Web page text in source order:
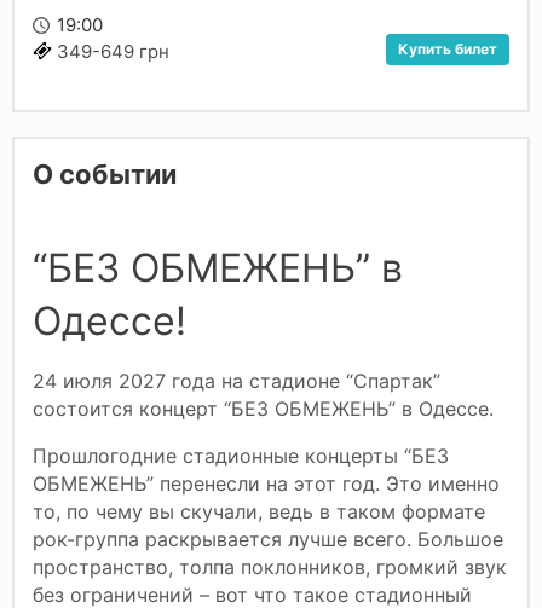
19:00
349-649 грн
Купить билет
О событии
“БЕЗ ОБМЕЖЕНЬ” в
Одессе!
24 июля 2027 года на стадионе “Спартак”
состоится концерт “БЕЗ ОБМЕЖЕНЬ” в Одессе.
Прошлогодние стадионные концерты “БЕЗ
ОБМЕЖЕНЬ” перенесли на этот год. Это именно
то, по чему вы скучали, ведь в таком формате
рок-группа раскрывается лучше всего. Большое
пространство, толпа поклонников, громкий звук
без ограничений – вот что такое стадионный